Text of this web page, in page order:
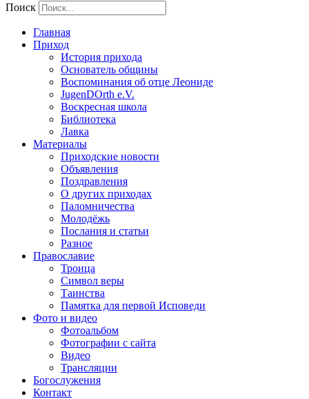
Поиск
Главная
Приход
История прихода
Основатель общины
Воспоминания об отце Леониде
JugenDOrth e.V.
Воскресная школа
Библиотека
Лавка
Материалы
Приходские новости
Объявления
Поздравления
О других приходах
Паломничества
Молодёжь
Послания и статьи
Разное
Православие
Троица
Символ веры
Таинства
Памятка для первой Исповеди
Фото и видео
Фотоальбом
Фотографии с сайта
Видео
Трансляции
Богослужения
Контакт